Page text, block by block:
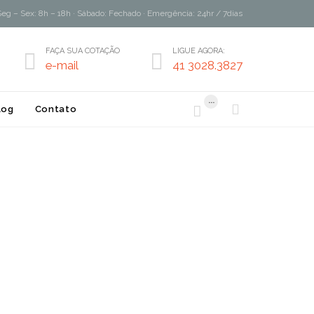
– Sex: 8h – 18h · Sábado: Fechado · Emergência: 24hr / 7dias
 FAÇA SUA COTAÇÃO
e-mail  LIGUE AGORA:
41 3028.3827
Contato 
...
